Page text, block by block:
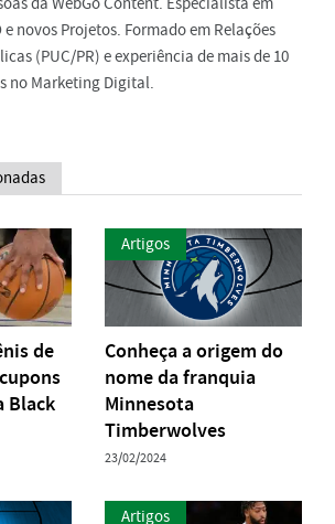
e novos Projetos. Formado em Relações
(PUC/PR) e experiência de mais de 10
no Marketing Digital.
de
Black
Artigos
Conheça a origem do
nome da franquia
Minnesota
Timberwolves
23/02/2024
Artigos